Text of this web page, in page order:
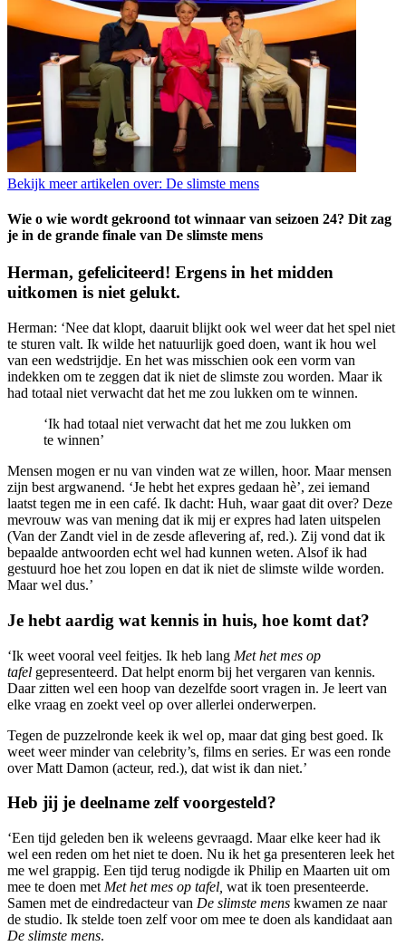
Bekijk meer artikelen over: De slimste mens
Wie o wie wordt gekroond tot winnaar van seizoen 24? Dit zag
je in de grande finale van De slimste mens
Herman, gefeliciteerd! Ergens in het midden
uitkomen is niet gelukt.
Herman: ‘Nee dat klopt, daaruit blijkt ook wel weer dat het spel niet
te sturen valt. Ik wilde het natuurlijk goed doen, want ik hou wel
van een wedstrijdje. En het was misschien ook een vorm van
indekken om te zeggen dat ik niet de slimste zou worden. Maar ik
had totaal niet verwacht dat het me zou lukken om te winnen.
‘Ik had totaal niet verwacht dat het me zou lukken om
te winnen’
Mensen mogen er nu van vinden wat ze willen, hoor. Maar mensen
zijn best argwanend. ‘Je hebt het expres gedaan hè’, zei iemand
laatst tegen me in een café. Ik dacht: Huh, waar gaat dit over? Deze
mevrouw was van mening dat ik mij er expres had laten uitspelen
(Van der Zandt viel in de zesde aflevering af, red.). Zij vond dat ik
bepaalde antwoorden echt wel had kunnen weten. Alsof ik had
gestuurd hoe het zou lopen en dat ik niet de slimste wilde worden.
Maar wel dus.’
Je hebt aardig wat kennis in huis, hoe komt dat?
‘Ik weet vooral veel feitjes. Ik heb lang Met het mes op
tafel gepresenteerd. Dat helpt enorm bij het vergaren van kennis.
Daar zitten wel een hoop van dezelfde soort vragen in. Je leert van
elke vraag en zoekt veel op over allerlei onderwerpen.
Tegen de puzzelronde keek ik wel op, maar dat ging best goed. Ik
weet weer minder van celebrity’s, films en series. Er was een ronde
over Matt Damon (acteur, red.), dat wist ik dan niet.’
Heb jij je deelname zelf voorgesteld?
‘Een tijd geleden ben ik weleens gevraagd. Maar elke keer had ik
wel een reden om het niet te doen. Nu ik het ga presenteren leek het
me wel grappig. Een tijd terug nodigde ik Philip en Maarten uit om
mee te doen met Met het mes op tafel, wat ik toen presenteerde.
Samen met de eindredacteur van De slimste mens kwamen ze naar
de studio. Ik stelde toen zelf voor om mee te doen als kandidaat aan
De slimste mens.